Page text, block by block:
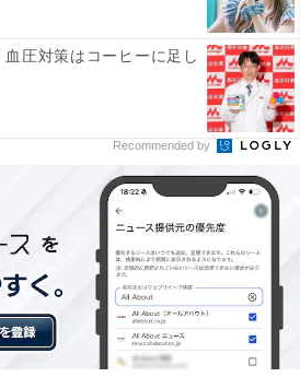
圧対策はコーヒーに足し
Recommended by